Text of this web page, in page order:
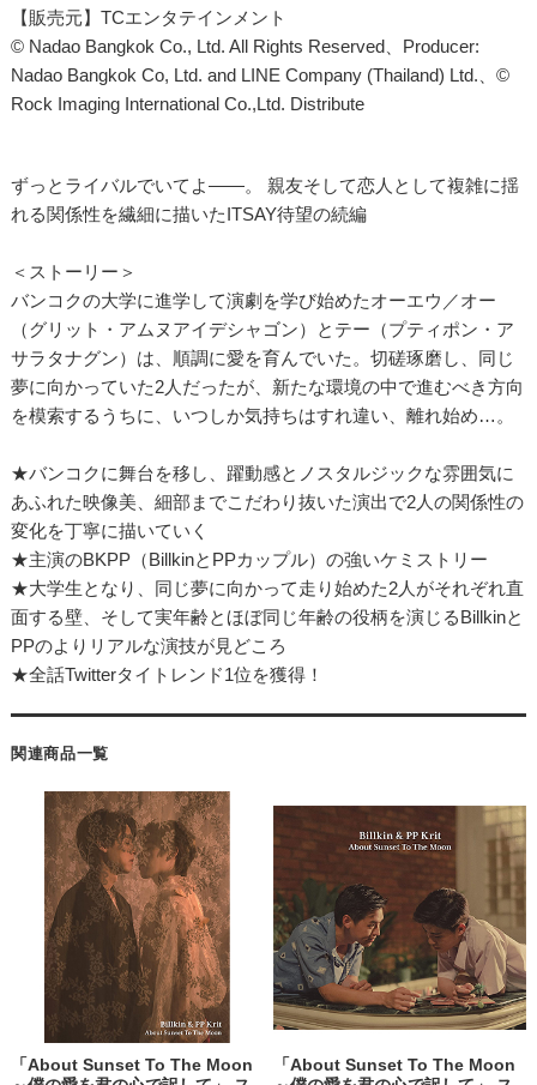
【販売元】TCエンタテインメント
© Nadao Bangkok Co., Ltd. All Rights Reserved、Producer:
Nadao Bangkok Co, Ltd. and LINE Company (Thailand) Ltd.、©
Rock Imaging International Co.,Ltd. Distribute
ずっとライバルでいてよ――。 親友そして恋人として複雑に揺
れる関係性を繊細に描いたITSAY待望の続編
＜ストーリー＞
バンコクの大学に進学して演劇を学び始めたオーエウ／オー
（グリット・アムヌアイデシャゴン）とテー（プティポン・ア
サラタナグン）は、順調に愛を育んでいた。切磋琢磨し、同じ
夢に向かっていた2人だったが、新たな環境の中で進むべき方向
を模索するうちに、いつしか気持ちはすれ違い、離れ始め…。
★バンコクに舞台を移し、躍動感とノスタルジックな雰囲気に
あふれた映像美、細部までこだわり抜いた演出で2人の関係性の
変化を丁寧に描いていく
★主演のBKPP（BillkinとPPカップル）の強いケミストリー
★大学生となり、同じ夢に向かって走り始めた2人がそれぞれ直
面する壁、そして実年齢とほぼ同じ年齢の役柄を演じるBillkinと
PPのよりリアルな演技が見どころ
★全話Twitterタイトレンド1位を獲得！
関連商品一覧
「About Sunset To The Moon
「About Sunset To The Moon